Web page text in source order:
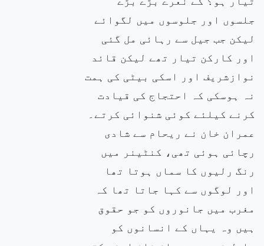
جلسوں اور جلوسوں میں لگوائے
لیکن جب جیل سے رہائی مل گئی
اور کارکن تیار تھے لیکن قائد
نوازشریف اور اسکی بیٹی کی ہمت
نہ ہوسکی کہ احتجاج کی قیادت
کرنے کیلئے کوئی شنوائی کرتے۔
عمران خان نے ریحام سے شادی
رچائی ہوئی تھی، کنٹینر میں
رنگ رلیوں کا سماں ہوتا تھا
اور لوگوں سے کہا جاتا تھا کہ
مغرب میں جانوروں کو جو حقوق
ہیں وہ یہاں کے انسانوں کو